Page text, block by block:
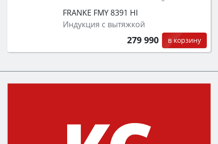
FRANKE FMY 8391 HI
Индукция с вытяжкой
279 990 в корзину